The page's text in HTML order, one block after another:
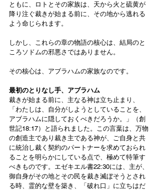
ともに、ロトとその家族は、天から火と硫黄が
降り注ぐ裁きが始まる前に、その地から逃れる
よう命じられます。
しかし、これらの章の物語の核心は、結局のと
ころソドムの邪悪さではありません。
その核心は、アブラハムの家族なのです。
最初のとりなし手、アブラハム
裁きが始まる前に、主なる神は立ち止まり、
「わたしは、自分がしようとしていることを、
アブラハムに隠しておくべきだろうか。」（創
世記18:17）と語られました。この言葉は、万物
の創造主であり裁き主である神が、ご自身と共
に統治し裁く契約のパートナーを求めておられ
ることを明らかにしている点で、極めて特筆す
べきものです。エゼキエル書22:30には、主が、
御自身がその地とその民を裁き滅ぼそうとされ
る時、霊的な壁を築き、「破れ口」に立ちはだ